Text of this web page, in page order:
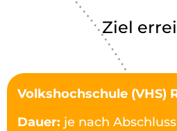
Ziel
Volkshochschule (VHS)
Dauer: je nach Abschluss